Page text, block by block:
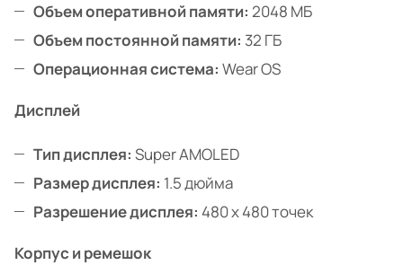
Объем оперативной памяти: 2048 МБ
Объем постоянной памяти: 32 ГБ
Операционная система: Wear OS
Дисплей
Тип дисплея: Super AMOLED
Размер дисплея: 1.5 дюйма
Разрешение дисплея: 480 x 480 точек
Корпус и ремешок